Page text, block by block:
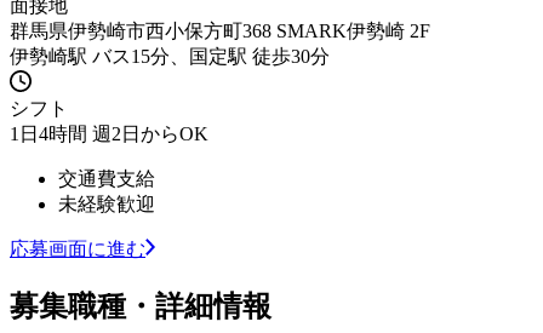
面接地
群馬県伊勢崎市西小保方町368 SMARK伊勢崎 2F
伊勢崎駅 バス15分、国定駅 徒歩30分
シフト
1日4時間 週2日からOK
交通費支給
未経験歓迎
応募画面に進む
募集職種・詳細情報